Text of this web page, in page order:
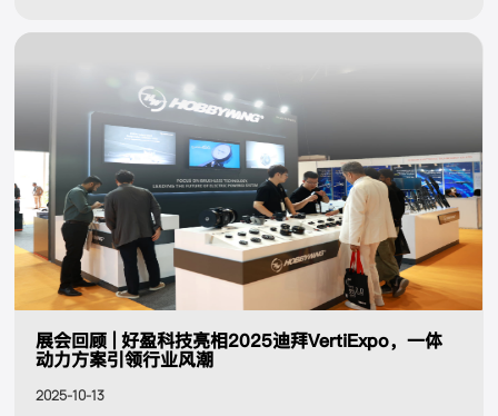
展会回顾 | 好盈科技亮相2025迪拜VertiExpo，一体
动力方案引领行业风潮
2025-10-13